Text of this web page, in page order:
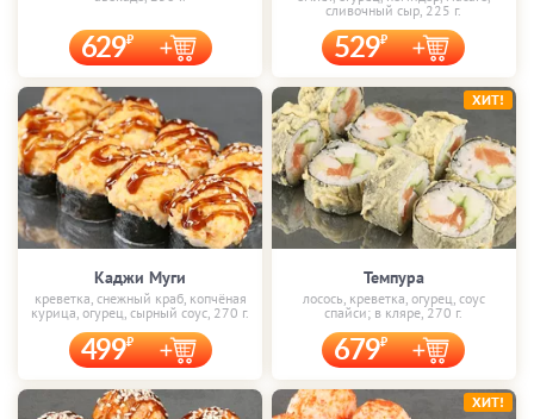
629
сливочный сыр, 225 г.
529
Каджи Муги
креветка, снежный краб, копчёная
курица, огурец, сырный соус, 270 г.
499
Темпура
лосось, креветка, огурец, соус
спайси; в кляре, 270 г.
679
ХИТ!
ХИТ!